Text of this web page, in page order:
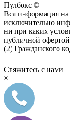
Пулбокс ©
Вся информация на
исключительно
ни при каких
публичной
(2) Гражданского
Свяжитесь с нами
×